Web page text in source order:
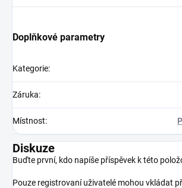
Doplňkové parametry
Kategorie:
Záruka:
Místnost:
Diskuze
Buďte první, kdo napíše příspěvek k této
Pouze registrovaní uživatelé mohou vkládat